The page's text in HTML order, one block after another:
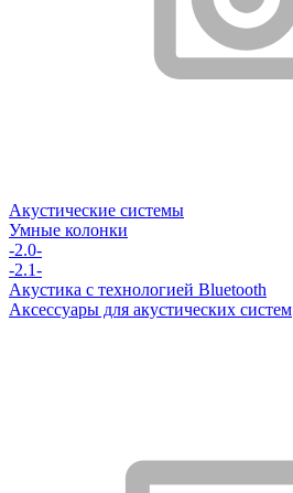
Акустические системы
Умные колонки
-2.0-
-2.1-
Акустика с технологией Bluetooth
Аксессуары для акустических систем